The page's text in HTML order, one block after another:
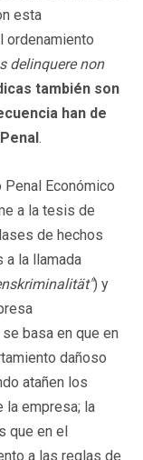
esta
ordenamiento
delinquere non
también son
han de
.
Económico
a la tesis de
de hechos
la llamada
) y
basa en que en
dañoso
atañen los
empresa; la
que en el
a las reglas de